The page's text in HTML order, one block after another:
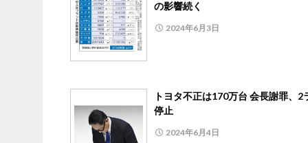
の影響続く
2024年6月3日
トヨタ不正は170万台 会長謝罪、2
停止
2024年6月4日